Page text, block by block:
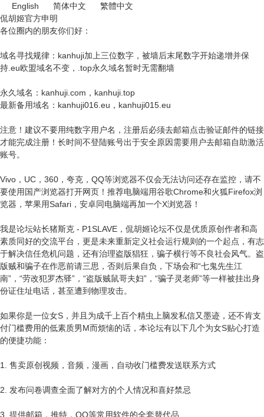
English 简体中文
繁體中文
侃胡姬官方申明
各位圈内的朋友你们好：
域名寻找规律：kanhuji加上三位数字，被墙后末尾数字开始递增并保
持.eu欧盟域名不变，.top永久域名暂时无需翻墙
永久域名：kanhuji.com，kanhuji.top
最新备用域名：kanhuji016.eu，kanhuji015.eu
注意！建议不要用纯数字用户名，注册后必须去邮箱点击验证邮件的链接
才能完成注册！长时间不登陆账号出于安全原因需要用户去邮箱自助激活
账号。
Vivo，UC，360，夸克，QQ等浏览器不仅会无法访问还存在监控，请不
要使用国产浏览器打开网页！推荐电脑端用谷歌Chrome和火狐Firefox浏
览器，苹果用Safari，安卓同电脑端再加一个X浏览器！
我是论坛站长猪斯克 - P1SLAVE，侃胡姬论坛不仅是优质原创作者和高
素质同好的交流平台，更是未来重新定义社会运行规则的一个起点，有志
于解决信任危机问题，还有治理盗版猖狂，骗子横行等不良社会风气。盗
版贼和骗子在作恶前请三思，否则后果自负，下场会和“七鬼先生江
南”，“劳改犯罗杰驿”，“盗版贼鼠哥夫妇”，“骗子灵老师”等一样被挂出身
份证住址电话，甚至遭到物理攻击。
如果你是一位女S，并且为成千上百个精虫上脑发私信又墨迹，还不肯支
付门槛费用的低素质男M而烦恼的话，本论坛有以下几个为女S贴心打造
的便捷功能：
1. 售卖原创视频，音频，漫画，自动收门槛费发送联系方式
2. 发布问卷调查全面了解对方的个人情况和喜好禁忌
3. 提供邮箱，推特，QQ等常用软件的全套替代品